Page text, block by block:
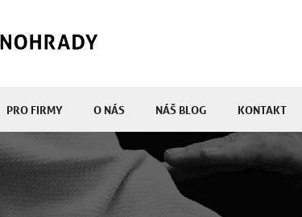
PRO FIRMY O NÁS NÁŠ BLOG KONTAKT